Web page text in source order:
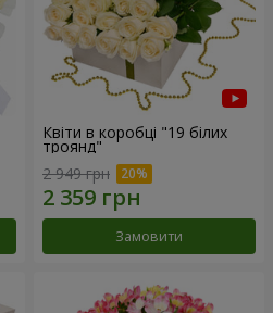
Квіти в коробці "19 білих
троянд"
2 949 грн
Замовити